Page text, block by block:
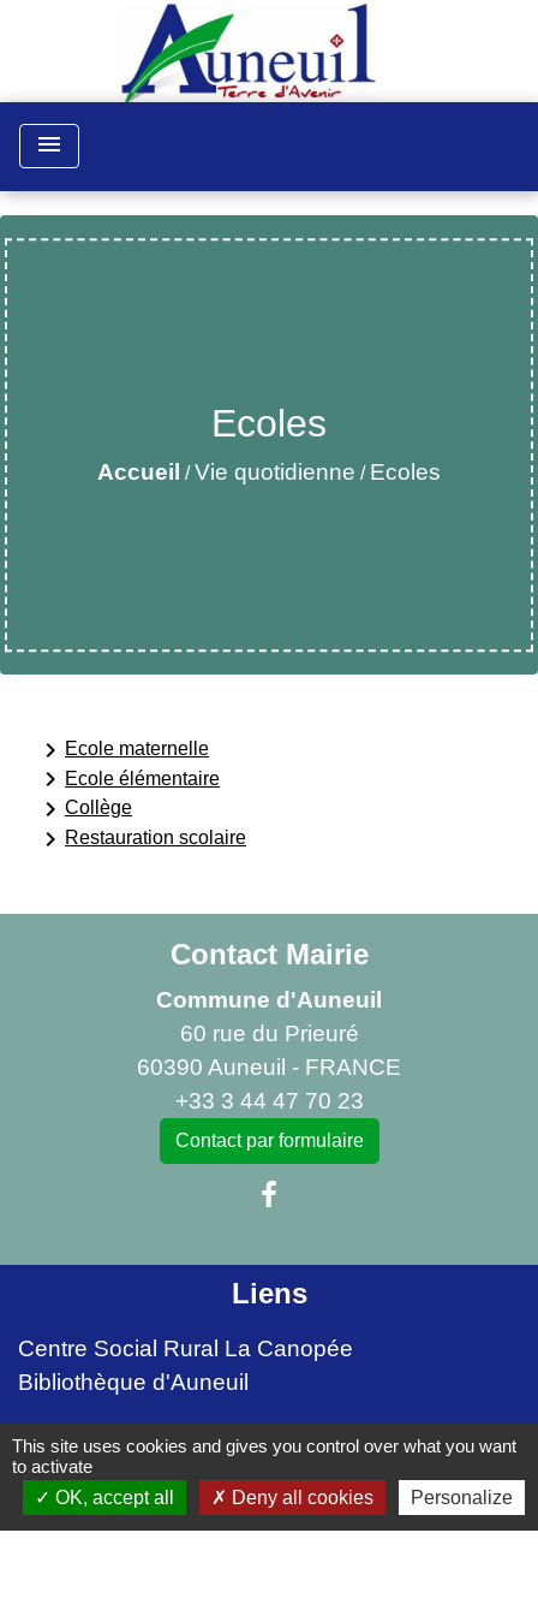
menu
Ecoles
Accueil /Vie quotidienne / Ecoles
keyboard_arrow_right Ecole maternelle
keyboard_arrow_right Ecole élémentaire
keyboard_arrow_right Collège
keyboard_arrow_right Restauration scolaire
Contact Mairie
Commune d'Auneuil
60 rue du Prieuré
60390 Auneuil - FRANCE
+33 3 44 47 70 23
Contact par formulaire
Liens
Centre Social Rural La Canopée
Bibliothèque d'Auneuil
Mentions légales Politique de confidentialité
Accessibilité - Plan du site -
This site uses cookies and gives you control over what you want
to activate
OK, accept all
Deny all cookies Personalize